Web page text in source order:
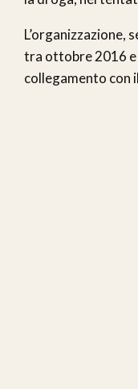
L’organizzazione,
tra ottobre 2016 e
collegamento con il